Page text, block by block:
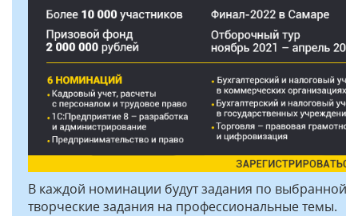
В каждой номинации будут задания по выбранной
творческие задания на профессиональные темы.